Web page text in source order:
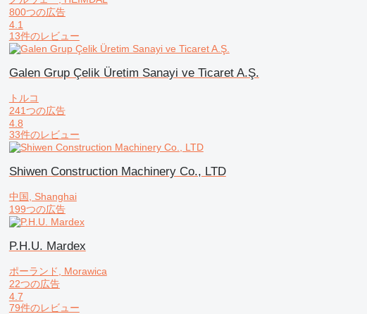
800つの広告
4.1
13件のレビュー
Galen Grup Çelik Üretim Sanayi ve Ticaret A.Ş.
トルコ
241つの広告
4.8
33件のレビュー
Shiwen Construction Machinery Co., LTD
中国, Shanghai
199つの広告
P.H.U. Mardex
ポーランド, Morawica
22つの広告
4.7
79件のレビュー